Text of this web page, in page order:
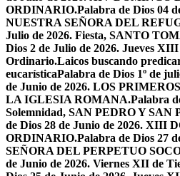
ORDINARIO.Palabra de Dios 04
NUESTRA SEÑORA DEL
Julio de 2026. Fiesta, SANTO
Dios 2 de Julio de 2026. Jueves
Ordinario.Laicos buscando
eucarísticaPalabra de Dios 1º de
de Junio de 2026. LOS
LA IGLESIA ROMANA.Palabra
Solemnidad, SAN PEDRO Y SAN
de Dios 28 de Junio de 2026. XIII
ORDINARIO.Palabra de Dios 27
SEÑORA DEL PERPETUO
de Junio de 2026. Viernes XII de